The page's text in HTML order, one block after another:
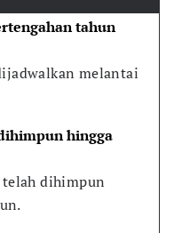
tahun
melantai
hingga
telah dihimpun